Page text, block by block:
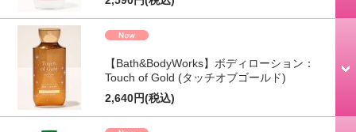
【Bath&BodyWorks】ボディローション：
Touch of Gold (タッチオブゴールド)
2,640円(税込)